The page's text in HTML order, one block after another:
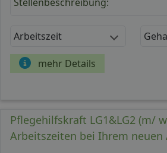
Arbeitszeit
mehr Details
Pflegehilfskraft LG1&LG2 (m/
Arbeitszeiten bei Ihrem neuen